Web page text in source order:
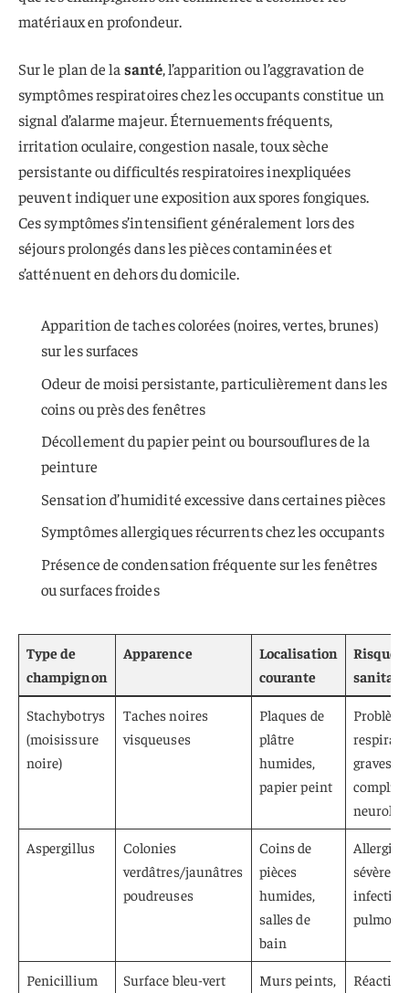
matériaux en profondeur.
Sur le plan de la santé, l’apparition ou l’aggravation de
symptômes respiratoires chez les occupants constitue un
signal d’alarme majeur. Éternuements fréquents,
irritation oculaire, congestion nasale, toux sèche
persistante ou difficultés respiratoires inexpliquées
peuvent indiquer une exposition aux spores fongiques.
Ces symptômes s’intensifient généralement lors des
séjours prolongés dans les pièces contaminées et
s’atténuent en dehors du domicile.
Apparition de taches colorées (noires, vertes, brunes)
sur les surfaces
Odeur de moisi persistante, particulièrement dans les
coins ou près des fenêtres
Décollement du papier peint ou boursouflures de la
peinture
Sensation d’humidité excessive dans certaines pièces
Symptômes allergiques récurrents chez les occupants
Présence de condensation fréquente sur les fenêtres
ou surfaces froides
Type de
champignon
Apparence
Localisation
courante
Risques
Stachybotrys
(moisissure
noire)
Taches noires
visqueuses
Plaques de
plâtre
humides,
papier peint
graves,
Aspergillus
Colonies
verdâtres/jaunâtres
poudreuses
Coins de
pièces
humides,
salles de
bain
Allergies
sévères,
Penicillium
Surface bleu-vert
Murs peints,